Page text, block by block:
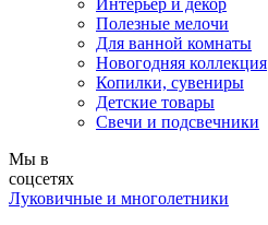
Интерьер и декор
Полезные мелочи
Для ванной комнаты
Новогодняя коллекция
Копилки, сувениры
Детские товары
Свечи и подсвечники
Мы в
соцсетях
Луковичные и многолетники